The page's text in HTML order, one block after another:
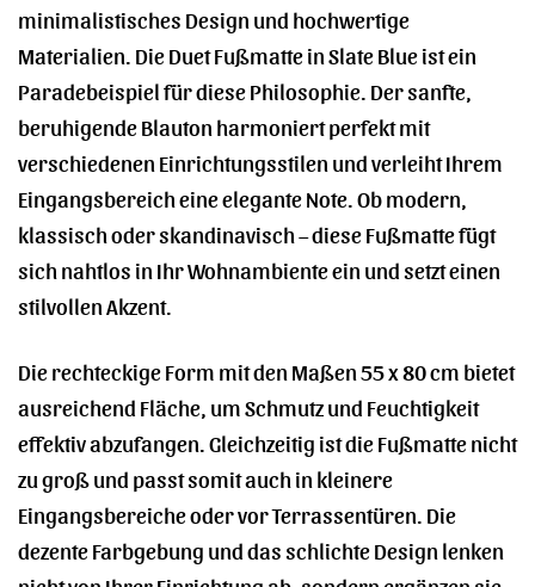
minimalistisches Design und hochwertige
Materialien. Die Duet Fußmatte in Slate Blue ist ein
Paradebeispiel für diese Philosophie. Der sanfte,
beruhigende Blauton harmoniert perfekt mit
verschiedenen Einrichtungsstilen und verleiht Ihrem
Eingangsbereich eine elegante Note. Ob modern,
klassisch oder skandinavisch – diese Fußmatte fügt
sich nahtlos in Ihr Wohnambiente ein und setzt einen
stilvollen Akzent.
Die rechteckige Form mit den Maßen 55 x 80 cm bietet
ausreichend Fläche, um Schmutz und Feuchtigkeit
effektiv abzufangen. Gleichzeitig ist die Fußmatte nicht
zu groß und passt somit auch in kleinere
Eingangsbereiche oder vor Terrassentüren. Die
dezente Farbgebung und das schlichte Design lenken